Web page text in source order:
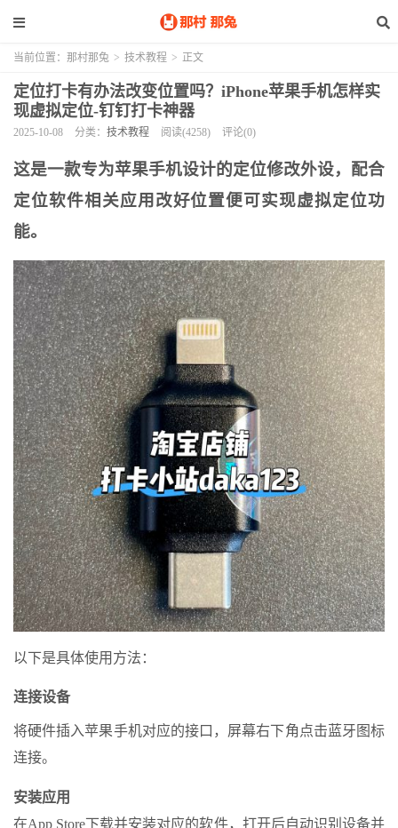
当前位置： 那村那兔 > 技术教程 > 正文
定位打卡有办法改变位置吗？iPhone苹果手机怎样实
现虚拟定位-钉钉打卡神器
2025-10-08 分类： 技术教程 阅读(4258) 评论(0)
这是一款专为苹果手机设计的定位修改外设，配合
定位软件相关应用改好位置便可实现虚拟定位功
能。
以下是具体使用方法：
连接设备
将硬件插入苹果手机对应的接口，屏幕右下角点击蓝牙图标
连接。
安装应用
在App Store下载并安装对应的软件，打开后自动识别设备并